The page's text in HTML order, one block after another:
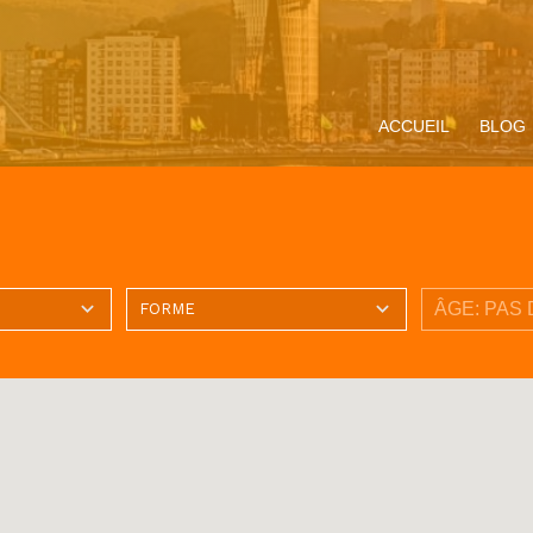
ACCUEIL BLOG
Miracle Eucharistique
Vivre le Jubilé 2025
Présentation